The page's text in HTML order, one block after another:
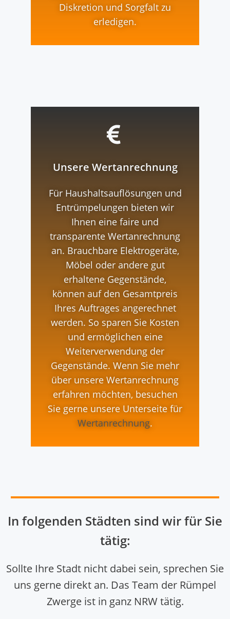
Diskretion und Sorgfalt zu
erledigen.
Unsere Wertanrechnung
Für Haushaltsauflösungen und
Entrümpelungen bieten wir
Ihnen eine faire und
transparente Wertanrechnung
an. Brauchbare Elektrogeräte,
Möbel oder andere gut
erhaltene Gegenstände,
können auf den Gesamtpreis
Ihres Auftrages angerechnet
werden. So sparen Sie Kosten
und ermöglichen eine
Weiterverwendung der
Gegenstände. Wenn Sie mehr
über unsere Wertanrechnung
erfahren möchten, besuchen
Sie gerne unsere Unterseite für
Wertanrechnung.
In folgenden Städten sind wir für Sie
tätig:
Sollte Ihre Stadt nicht dabei sein, sprechen Sie
uns gerne direkt an. Das Team der Rümpel
Zwerge ist in ganz NRW tätig.